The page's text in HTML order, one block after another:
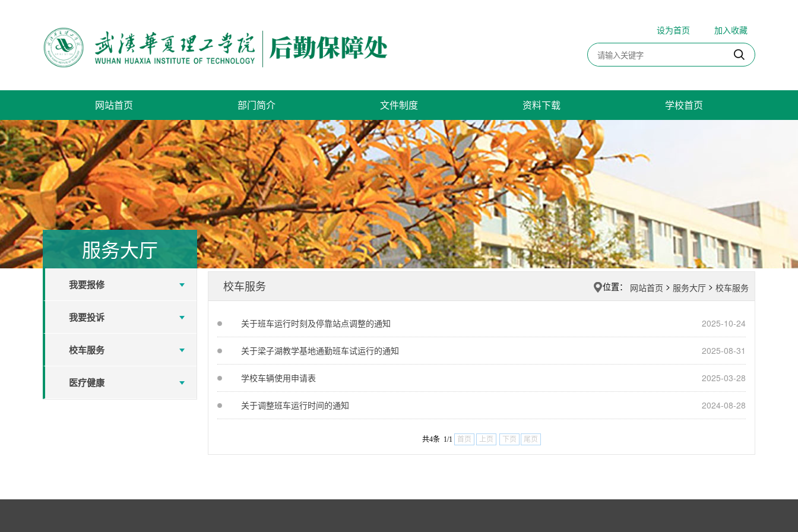
设为首页 加入收藏
网站首页 部门简介 文件制度 资料下载 学校首页
服务大厅
我要报修
我要投诉
校车服务
医疗健康
校车服务 位置： 网站首页 > 服务大厅 > 校车服务
关于班车运行时刻及停靠站点调整的通知 2025-10-24
关于梁子湖教学基地通勤班车试运行的通知 2025-08-31
学校车辆使用申请表 2025-03-28
关于调整班车运行时间的通知 2024-08-28
共4条 1/1 首页 上页 下页 尾页